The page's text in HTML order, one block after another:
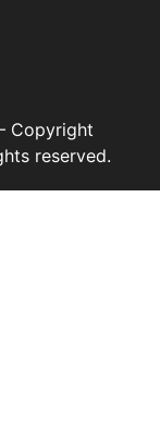
Copyright
reserved.